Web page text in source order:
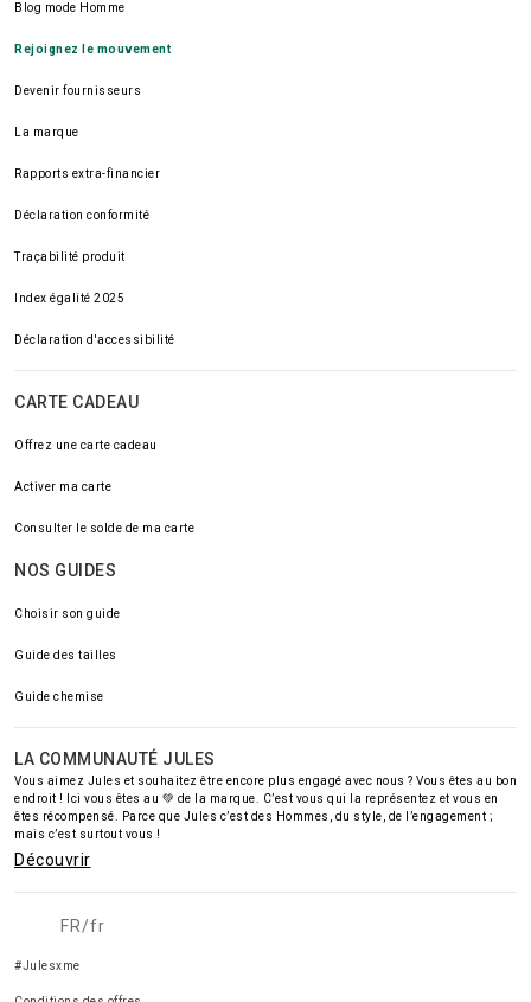
Blog mode Homme
Rejoignez le mouvement
Devenir fournisseurs
La marque
Rapports extra-financier
Déclaration conformité
Traçabilité produit
Index égalité 2025
Déclaration d'accessibilité
CARTE CADEAU
Offrez une carte cadeau
Activer ma carte
Consulter le solde de ma carte
NOS GUIDES
Choisir son guide
Guide des tailles
Guide chemise
LA COMMUNAUTÉ JULES
Vous aimez Jules et souhaitez être encore plus engagé avec nous ? Vous êtes au bon
endroit ! Ici vous êtes au 💚 de la marque. C’est vous qui la représentez et vous en
êtes récompensé. Parce que Jules c’est des Hommes, du style, de l’engagement ;
mais c’est surtout vous !
Découvrir
FR/fr
#Julesxme